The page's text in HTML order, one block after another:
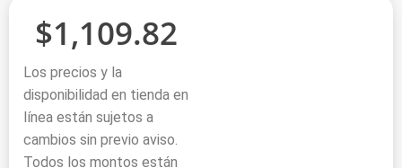
$1,109.82
Los precios y la
disponibilidad en tienda en
línea están sujetos a
cambios sin previo aviso.
Todos los montos están